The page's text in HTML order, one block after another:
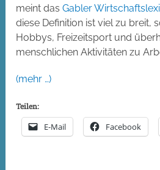
meint dasGabler
diese Definition ist viel zu breit,
Hobbys, Freizeitsport und
menschlichen Aktivitäten zu
(mehr …)
Teilen:
E-Mail Facebook